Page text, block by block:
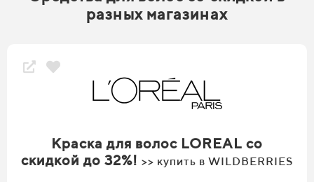
разных магазинах
Краска для волос LOREAL со
скидкой до 32%! >> купить в WILDBERRIES